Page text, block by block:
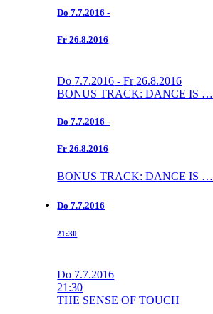
Do 7.7.2016 -
Fr 26.8.2016
Do 7.7.2016 -Fr 26.8.2016
BONUS TRACK: DANCE IS …
Do 7.7.2016 -
Fr 26.8.2016
BONUS TRACK: DANCE IS …
Do 7.7.2016
21:30
Do 7.7.2016
21:30
THE SENSE OF TOUCH